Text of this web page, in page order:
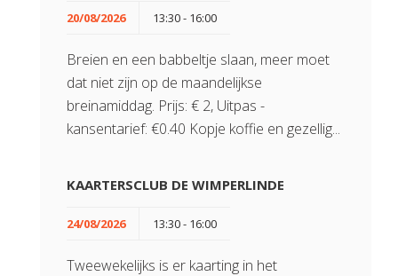
20/08/2026 13:30 - 16:00
Breien en een babbeltje slaan, meer moet
dat niet zijn op de maandelijkse
breinamiddag. Prijs: € 2, Uitpas -
kansentarief: €0.40 Kopje koffie en gezellig...
KAARTERSCLUB DE WIMPERLINDE
24/08/2026 13:30 - 16:00
Tweewekelijks is er kaarting in het